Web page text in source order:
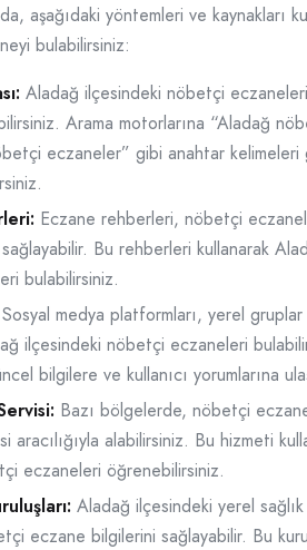
aşağıdaki yöntemleri ve kaynakları
bulabilirsiniz:
Aladağ ilçesindeki nöbetçi
Arama motorlarına “Aladağ
eczaneler” gibi anahtar
Eczane rehberleri, nöbetçi
Bu rehberleri kullanarak
bulabilirsiniz.
Sosyal medya platformları, yerel
ilçesindeki nöbetçi eczaneleri
bilgilere ve kullanıcı yorumlarına
Bazı bölgelerde, nöbetçi
aracılığıyla alabilirsiniz. Bu hizmeti
eczaneleri öğrenebilirsiniz.
Aladağ ilçesindeki yerel sağlık
eczane bilgilerini sağlayabilir. Bu